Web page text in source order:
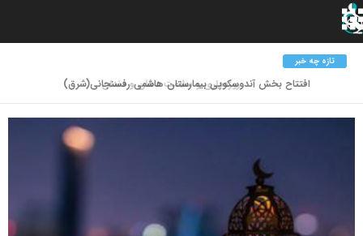
تازه چه خبر
افتتاح بخش آندوسکوپی بیمارستان هاشمی رفسنجانی(شرق)